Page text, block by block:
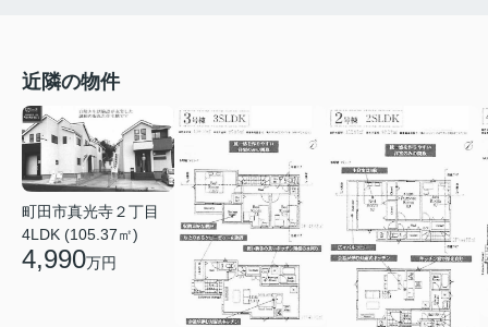
近隣の物件
町田市真光寺２丁目
4LDK (105.37㎡)
4,990万円